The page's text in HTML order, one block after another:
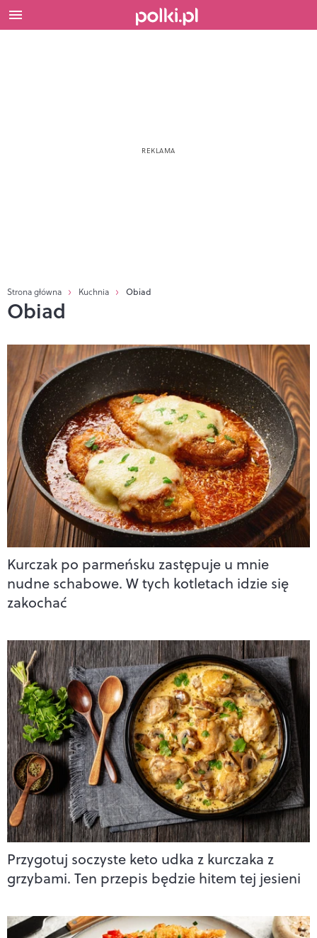
Strona główna Kuchnia Obiad
Obiad
Kurczak po parmeńsku zastępuje u mnie
nudne schabowe. W tych kotletach idzie się
zakochać
Przygotuj soczyste keto udka z kurczaka z
grzybami. Ten przepis będzie hitem tej jesieni